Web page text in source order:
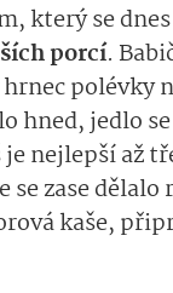
který se
porcí.
polévky
hned, jedlo
je nejlepší až
se zase dělalo
kaše,